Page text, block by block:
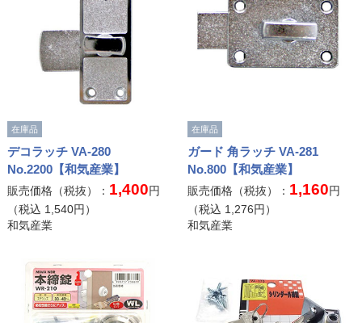
在庫品
デコラッチ VA-280
No.2200【和気産業】
販売価格（税抜）： 1,400円
（税込 1,540円）
和気産業
在庫品
ガード 角ラッチ VA-281
No.800【和気産業】
販売価格（税抜）： 1,160円
（税込 1,276円）
和気産業